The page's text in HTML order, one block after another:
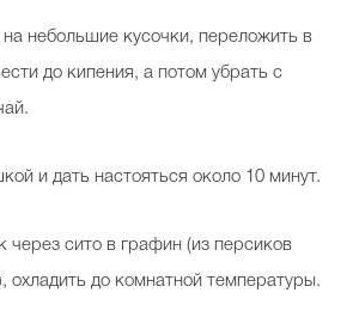
небольшие кусочки, переложить в
до кипения, а потом убрать с
и дать настояться около 10 минут.
через сито в графин (из персиков
охладить до комнатной температуры.